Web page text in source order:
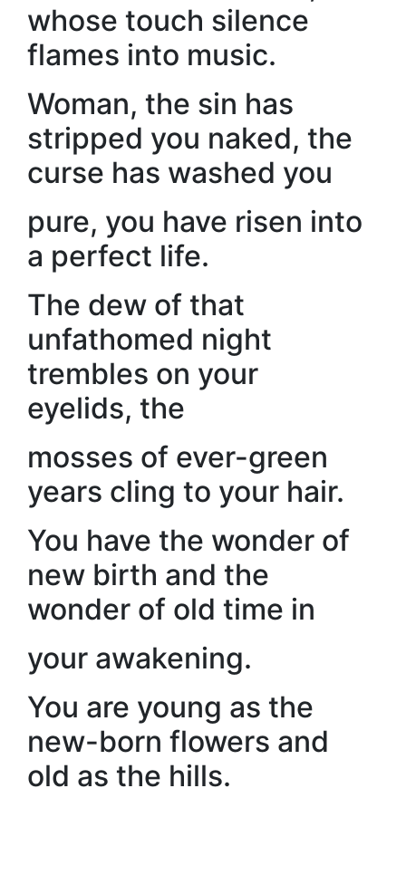
whose touch silence
flames into music.
Woman, the sin has
stripped you naked, the
curse has washed you
pure, you have risen into
a perfect life.
The dew of that
unfathomed night
trembles on your
eyelids, the
mosses of ever-green
years cling to your hair.
You have the wonder of
new birth and the
wonder of old time in
your awakening.
You are young as the
new-born flowers and
old as the hills.